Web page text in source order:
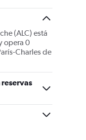
(ALC) está
opera 0
Charles de